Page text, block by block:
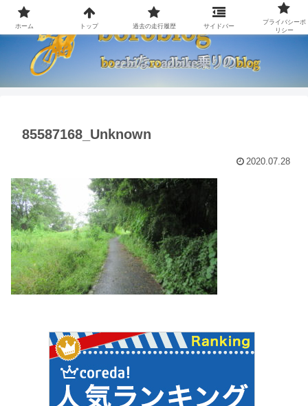
85587168_Unknown
2020.07.28
ホーム トップ 過去の走行履歴 サイドバー
プライバシーポ
リシー